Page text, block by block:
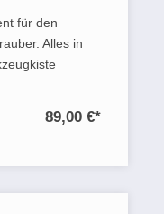
für den
Alles in
89,00 €*